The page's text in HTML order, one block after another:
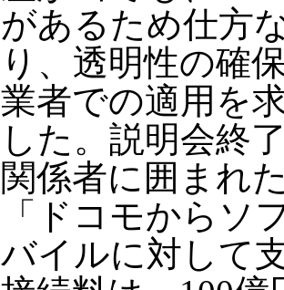
があるため仕方
り、透明性の確
業者での適用を
した。説明会終
関係者に囲まれ
「ドコモからソ
バイルに対して